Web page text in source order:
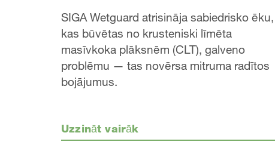
SIGA Wetguard atrisināja sabiedrisko ēku,
kas būvētas no krusteniski līmēta
masīvkoka plāksnēm (CLT), galveno
problēmu — tas novērsa mitruma radītos
bojājumus.
Uzzināt vairāk